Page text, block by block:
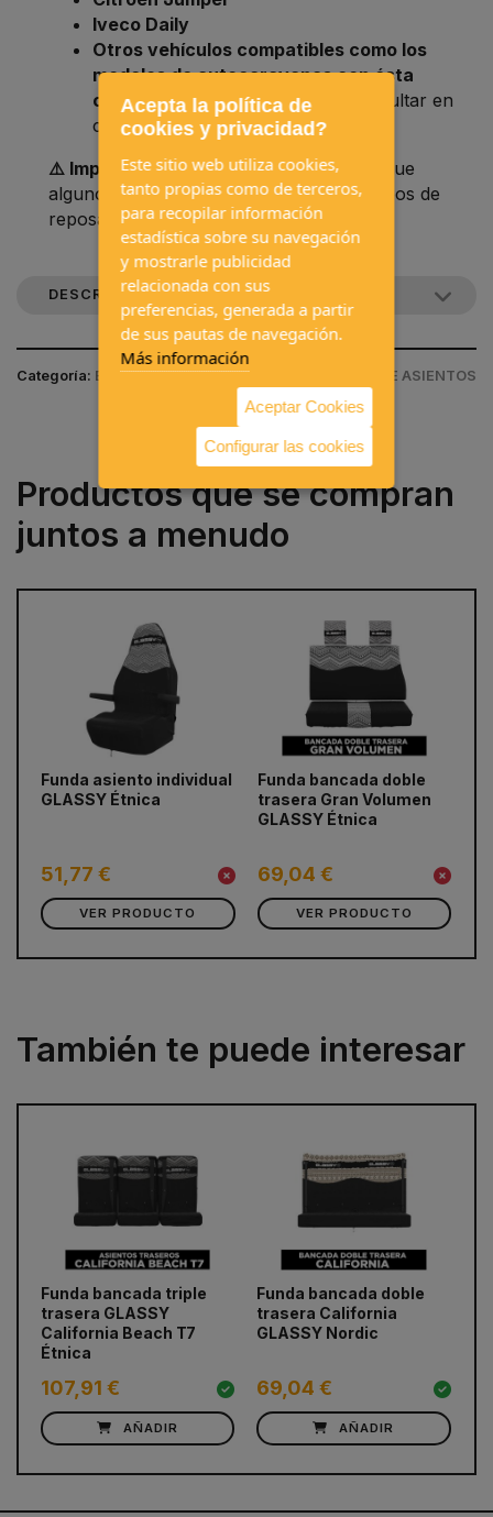
Iveco Daily
Otros vehículos compatibles como los
modelos de autocaravanas con ésta
carrocería y tipo de asiento
(consultar en
caso de duda).
⚠️ Importante:Ver compatibilidades, ya que
algunos camperizadores modifican los tipos de
reposabrazos.
DESCRIPCIÓN DEL PRODUCTO
Categoría: EQUIPAMIENTOS INTERIORES / FUNDAS DE ASIENTOS
Productos que se compran
juntos a menudo
Funda asiento individual
GLASSY Étnica
51,77 €
VER PRODUCTO
Funda bancada doble
trasera Gran Volumen
GLASSY Étnica
69,04 €
VER PRODUCTO
prev next
También te puede interesar
Funda bancada triple
trasera GLASSY
California Beach T7
Étnica
107,91 €
AÑADIR
Funda bancada doble
trasera California
GLASSY Nordic
69,04 €
AÑADIR
prev next
Acepta la política de
cookies y privacidad?
Este sitio web utiliza cookies,
tanto propias como de terceros,
para recopilar información
estadística sobre su navegación
y mostrarle publicidad
relacionada con sus
preferencias, generada a partir
de sus pautas de navegación.
Más información
Aceptar Cookies
Configurar las cookies